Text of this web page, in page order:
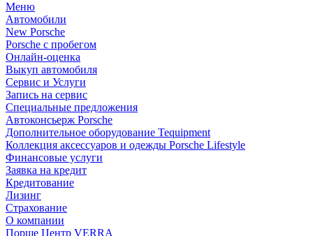
Меню
Автомобили
New Porsche
Porsche с пробегом
Онлайн-оценка
Выкуп автомобиля
Сервис и Услуги
Запись на сервис
Специальные предложения
Автоконсьерж Porsche
Дополнительное оборудование Tequipment
Коллекция аксессуаров и одежды Porsche Lifestyle
Финансовые услуги
Заявка на кредит
Кредитование
Лизинг
Страхование
О компании
Порше Центр VERRA